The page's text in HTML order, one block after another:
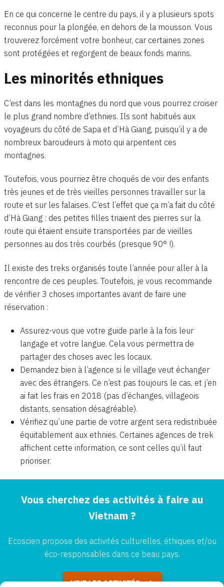
En ce qui concerne le centre du pays, il y a plusieurs spots
reconnus pour la plongée, en dehors de la mousson. Vous
trouverez forcément votre bonheur, car certaines zones
sont protégées et regorgent de beaux fonds marins.
Les minorités ethniques
C’est dans les montagnes du nord que vous pourrez croiser
le plus grand nombre d’ethnies. Ils sont habitués aux
voyageurs du côté de Sapa et d’Hà Giang, puisqu’il y a de
nombreux baroudeurs à moto qui arpentent ces
montagnes.
Toutefois, vous pourriez être choqués de voir des enfants
très jeunes et de très vieilles personnes travailler sur la
route et sur les falaises. C’est l’effet que ça m’a fait du côté
d’Hà Giang : des petites filles triaient des pierres sur la
route qui étaient ensuite transportées par de vieilles
personnes au dos très courbés (presque 90° !).
Il existe des treks organisés toute l’année pour aller à la
rencontre de ces peuples. Toutefois, je vous recommande
de vérifier 3 choses importantes avant de faire une
réservation :
Assurez-vous que votre guide parle à la fois leur
langage et votre langue. Cela vous permettra de
partager des choses avec les locaux.
Demandez bien à l’agence si le village veut échanger
avec des étrangers. Ce n’est pas toujours le cas, et j’en
ai fait les frais en 2018 (pas d’échanges, villageois
distants, sensation désagréable).
Vérifiez qu’une partie de votre argent sera redistribuée
équitablement aux ethnies. Certaines agences de trek
affichent cette information, ce sont celles qu’il faut
prioriser.
Vous cherchez des activités à faire au
Vietnam ?
Ecoscien propose des activités culturelles, éthiques et/ou
éco-responsables dans ce beau pays.
VOIR LES ACTIVITÉS